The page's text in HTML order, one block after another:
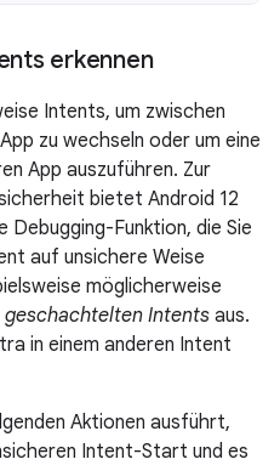
erkennen
Intents, um zwischen
zu wechseln oder um eine
App auszuführen. Zur
bietet Android 12
Debugging-Funktion, die Sie
auf unsichere Weise
möglicherweise
geschachtelten Intents aus.
in einem anderen Intent
Aktionen ausführt,
Intent-Start und es